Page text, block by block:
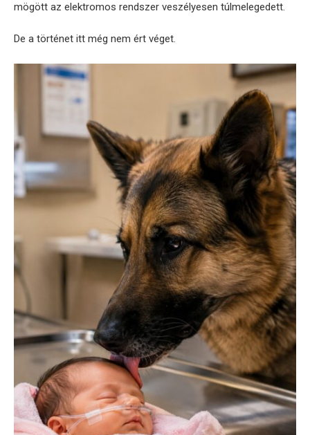
mögött az elektromos rendszer veszélyesen túlmelegedett.
De a történet itt még nem ért véget.